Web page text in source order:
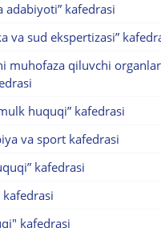
adabiyoti” kafedrasi
va sud ekspertizasi”
muhofaza qiluvchi
huquqi” kafedrasi
va sport kafedrasi
kafedrasi
kafedrasi
kafedrasi
6. Elektron ariza (16)
✉️ Adminga yozish